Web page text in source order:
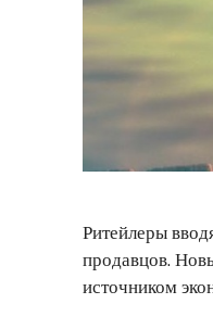
Ритейлеры
продавцов.
источником